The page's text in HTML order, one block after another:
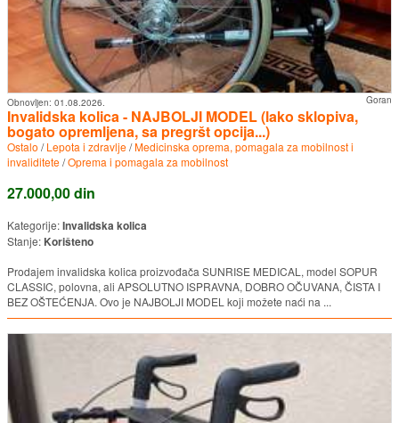
Goran
Obnovljen: 01.08.2026.
Invalidska kolica - NAJBOLJI MODEL (lako sklopiva,
bogato opremljena, sa pregršt opcija...)
Ostalo /Lepota i zdravlje/Medicinska oprema, pomagala za mobilnost i
invaliditete/Oprema i pomagala za mobilnost
27.000,00 din
Kategorije:Invalidska kolica
Stanje: Korišteno
Prodajem invalidska kolica proizvođača SUNRISE MEDICAL, model SOPUR
CLASSIC, polovna, ali APSOLUTNO ISPRAVNA, DOBRO OČUVANA, ČISTA I
BEZ OŠTEĆENJA. Ovo je NAJBOLJI MODEL koji možete naći na ...